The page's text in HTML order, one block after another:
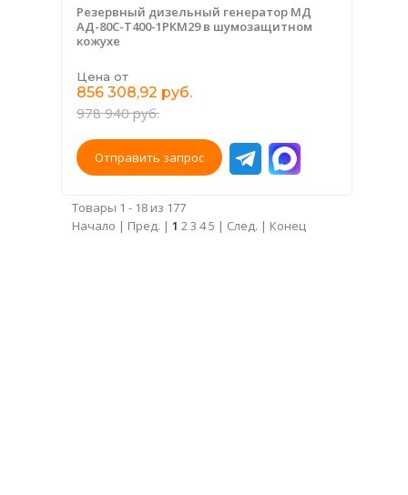
Резервный дизельный генератор МД
АД-80С-Т400-1РКМ29 в шумозащитном
кожухе
Цена от
856 308,92 руб.
978 940 руб.
Отправить запрос
Товары 1 - 18 из 177
Начало | Пред. | 1 23 45 | След. | Конец